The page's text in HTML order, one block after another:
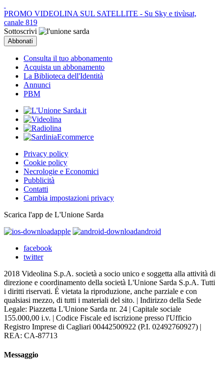
PROMO VIDEOLINA SUL SATELLITE - Su Sky e tivùsat,
canale 819
Sottoscrivi
Consulta il tuo abbonamento
Acquista un abbonamento
La Biblioteca dell'Identità
Annunci
PBM
Privacy policy
Cookie policy
Necrologie e Economici
Pubblicità
Contatti
Cambia impostazioni privacy
Scarica l'app de L'Unione Sarda
apple
android
facebook
twitter
2018 Videolina S.p.A. società a socio unico e soggetta alla attività di
direzione e coordinamento della società L'Unione Sarda S.p.A. Tutti
i diritti riservati. É vietata la riproduzione, anche parziale e con
qualsiasi mezzo, di tutti i materiali del sito. | Indirizzo della Sede
Legale: Piazzetta L'Unione Sarda nr. 24 | Capitale sociale
155.000,00 i.v. | Codice Fiscale ed iscrizione presso l'Ufficio
Registro Imprese di Cagliari 00442500922 (P.I. 02492760927) |
REA: CA-87713
Messaggio